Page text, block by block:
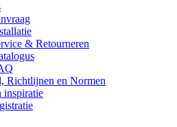
& Retourneren
Richtlijnen en Normen
inspiratie